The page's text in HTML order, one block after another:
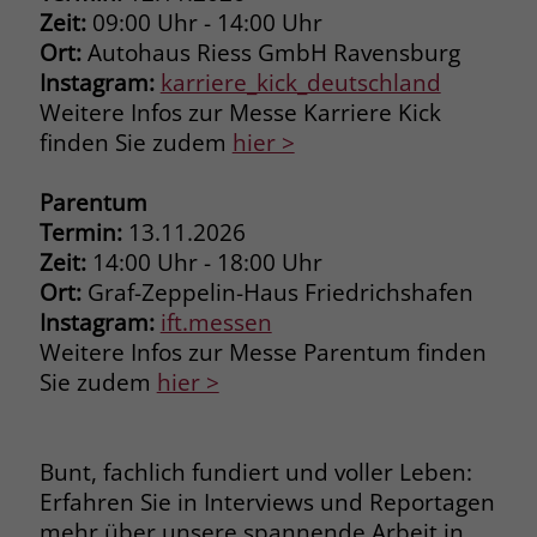
Zeit:09:00 Uhr - 14:00 Uhr
Ort:Autohaus Riess GmbH Ravensburg
Instagram: karriere_kick_deutschland
Weitere Infos zur Messe Karriere Kick
finden Sie zudem hier >
Parentum
Termin:13.11.2026
Zeit:14:00 Uhr - 18:00 Uhr
Ort:Graf-Zeppelin-Haus Friedrichshafen
Instagram: ift.messen
Weitere Infos zur Messe Parentum finden
Sie zudem hier >
Bunt, fachlich fundiert und voller Leben:
Erfahren Sie in Interviews und Reportagen
Name PHPSESSID
Anbieter stiftung-liebenau.de
Zweck
allen Seitenanfragen bei.
Name cookie_optin
Anbieter www.stiftung-liebenau.de
Zweck
Behält die Zustimmung des Benutzers
zum Cookie Opt-In
Zweck
Browsers und die Einstellungen
exklusiv für diese Website zu speichern.
Dadurch wird gewährleistet, dass
Aktionen, die bei späteren Besuchen
derselben Website durchgeführt
werden, mit derselben
Name _clsk
Anbieter www.clarity.ms
Laufzeit 1 Jahr
Zweck
zu speichern und in einer einzigen
Sitzungsaufzeichnung
zusammenzufassen.